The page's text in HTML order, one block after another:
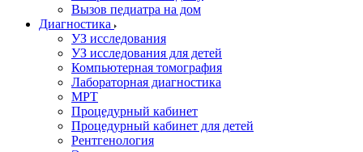
Вызов педиатра на дом
Диагностика
УЗ исследования
УЗ исследования для детей
Компьютерная томография
Лабораторная диагностика
МРТ
Процедурный кабинет
Процедурный кабинет для детей
Рентгенология